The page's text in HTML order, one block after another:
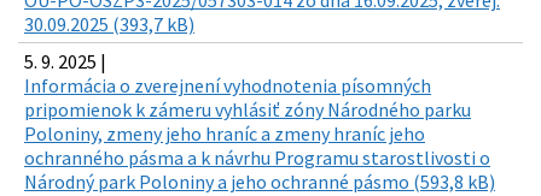
30.09.2025 (393,7 kB)
5. 9. 2025 |
Informácia o zverejnení vyhodnotenia písomných
pripomienok k zámeru vyhlásiť zóny Národného parku
Poloniny, zmeny jeho hraníc a zmeny hraníc jeho
ochranného pásma a k návrhu Programu starostlivosti o
Národný park Poloniny a jeho ochranné pásmo (593,8 kB)